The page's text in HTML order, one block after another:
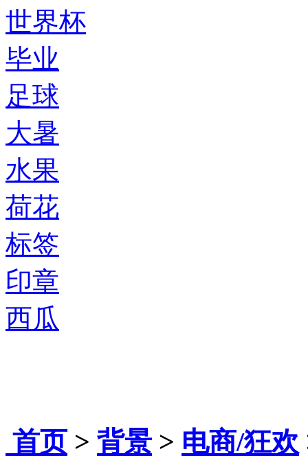
世界杯
毕业
足球
大暑
水果
荷花
标签
印章
西瓜
首页> 背景 > 电商/狂欢